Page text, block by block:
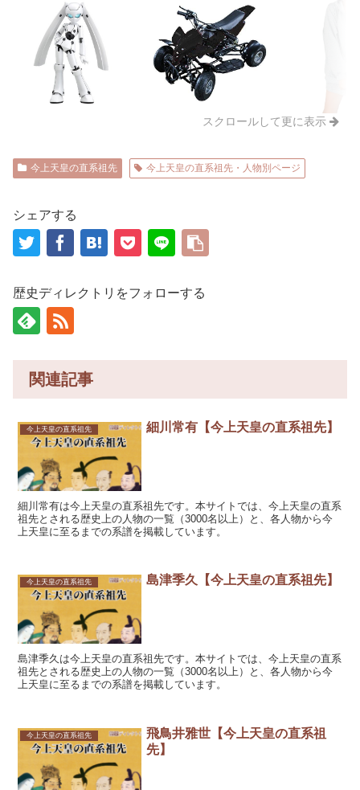
スクロールして更に表示
今上天皇の直系祖先 今上天皇の直系祖先・人物別ページ
シェアする
歴史ディレクトリをフォローする
関連記事
今上天皇の直系祖先 細川常有【今上天皇の直系祖先】
細川常有は今上天皇の直系祖先です。本サイトでは、今上天皇の直系
祖先とされる歴史上の人物の一覧（3000名以上）と、各人物から今
上天皇に至るまでの系譜を掲載しています。
今上天皇の直系祖先 島津季久【今上天皇の直系祖先】
島津季久は今上天皇の直系祖先です。本サイトでは、今上天皇の直系
祖先とされる歴史上の人物の一覧（3000名以上）と、各人物から今
上天皇に至るまでの系譜を掲載しています。
今上天皇の直系祖先
飛鳥井雅世【今上天皇の直系祖
先】